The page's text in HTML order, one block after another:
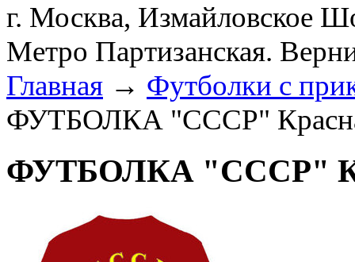
г. Москва, Измайловское
Метро Партизанская.
Главная → Футболки с
ФУТБОЛКА "СССР"
ФУТБОЛКА "СССР"